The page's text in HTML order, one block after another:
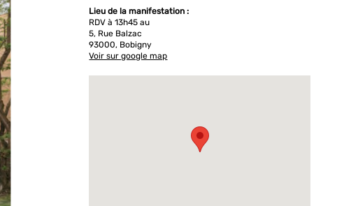
Lieu de la manifestation :
RDV à 13h45 au
5, Rue Balzac
93000, Bobigny
Voir sur google map